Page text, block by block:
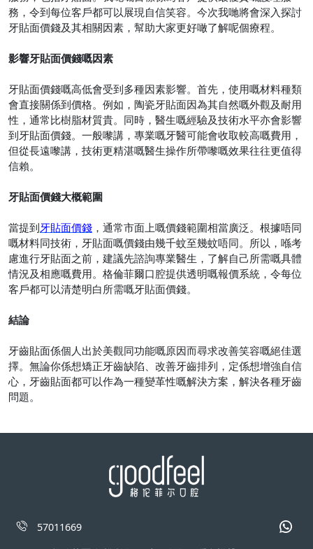
務，令到每位客戶都可以展現自信笑容。今次我哋將會深入探討
牙貼面價錢及其相關因素，幫助大家更好噉了解呢個療程。
影響牙貼面價錢嘅因素
牙貼面價錢嘅高低會受到多種因素影響。首先，使用嘅材料種類
會直接關係到價格。例如，陶瓷牙貼面因為其自然嘅外觀及耐用
性，通常比樹脂材質貴。同時，醫生嘅經驗及技術水平亦會影響
到牙貼面價錢。一般嚟講，專業嘅牙醫可能會收取較高嘅費用，
但從長遠嚟講，技術更精湛嘅醫生操作所帶嚟嘅效果往往更值得
信賴。
牙貼面價錢大概範圍
當提到 牙貼面價錢 ，通常市面上嘅價錢範圍相當廣泛。根據唔同
嘅材料同技術，牙貼面嘅價錢由幾千蚊至幾蚊唔同。所以，喺考
慮進行牙貼面之前，建議先諮詢專業醫生，了解自己所需嘅具體
情況及相應嘅費用。格倫菲爾口腔提供透明嘅報價系統，令每位
客戶都可以清楚明白所需嘅牙貼面價錢。
結論
牙齒貼面係個人出於美觀同功能嘅原因而尋求改善笑容嘅絕佳選
擇。無論你係想矯正牙齒缺陷、改善牙齒排列，定係想增強自信
心，牙齒貼面都可以作為一種變革性嘅解決方案，解決各種牙齒
問題。
57011669